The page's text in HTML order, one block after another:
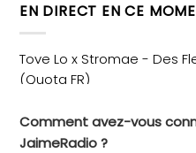
EN DIRECT EN CE
Comment avez-vous
JaimeRadio ?